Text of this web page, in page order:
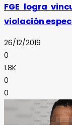
FGE logra
violación
26/12/2019
0
1.8K
0
0